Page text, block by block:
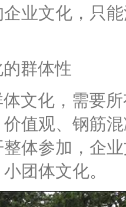
业文化，只
群体性
文化，需要
值观、钢筋
体参加，企
团体文化。